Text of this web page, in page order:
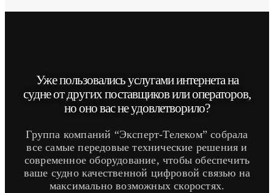
Уже пользовались услугами интернета на
судне от других поставщиков или операторов,
но оно вас не удовлетворило?
Группа компаний “Эксперт-Телеком” собрала
все самые передовые технические решения и
современное оборудование, чтобы обеспечить
ваше судно качественной цифровой связью на
максимально возможных скоростях.